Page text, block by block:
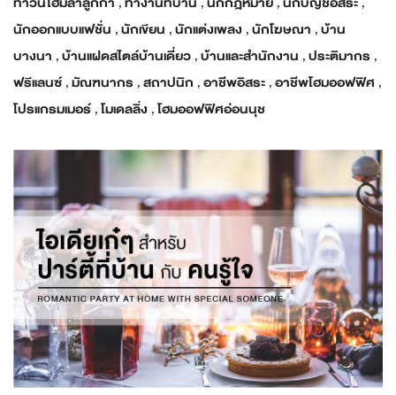
นักออกแบบแฟชั่น ,นักเขียน ,นักแต่งเพลง ,นักโฆษณา ,บ้าน
บางนา ,บ้านแฝดสไตล์บ้านเดี่ยว ,บ้านและสำนักงาน ,ประติมากร ,
ฟรีแลนซ์ ,มัณฑนากร ,สถาปนิก ,อาชีพอิสระ ,อาชีพโฮมออฟฟิศ ,
โปรแกรมเมอร์ ,โมเดลลิ่ง ,โฮมออฟฟิศอ่อนนุช